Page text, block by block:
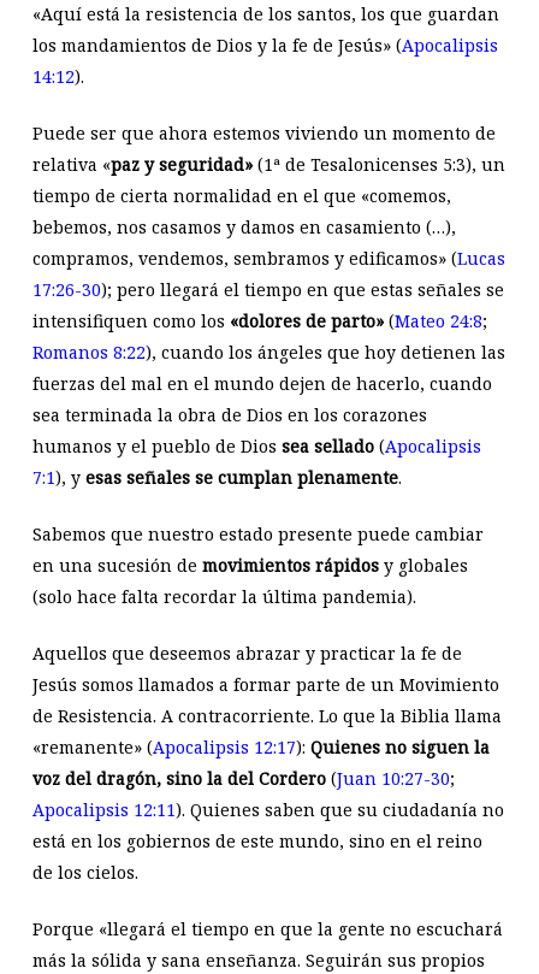
«Aquí está la resistencia de los santos, los que guardan
los mandamientos de Dios y la fe de Jesús» (Apocalipsis
14:12).
Puede ser que ahora estemos viviendo un momento de
relativa «paz y seguridad»(1ª de Tesalonicenses 5:3), un
tiempo de cierta normalidad en el que «comemos,
bebemos, nos casamos y damos en casamiento (…),
compramos, vendemos, sembramos y edificamos» (Lucas
17:26-30); pero llegará el tiempo en que estas señales se
intensifiquen como los «dolores de parto»(Mateo 24:8;
Romanos 8:22), cuando los ángeles que hoy detienen las
fuerzas del mal en el mundo dejen de hacerlo, cuando
sea terminada la obra de Dios en los corazones
humanos y el pueblo de Dios sea sellado (Apocalipsis
7:1), y esas señales se cumplan plenamente.
Sabemos que nuestro estado presente puede cambiar
en una sucesión de movimientos rápidosy globales
(solo hace falta recordar la última pandemia).
Aquellos que deseemos abrazar y practicar la fe de
Jesús somos llamados a formar parte de un Movimiento
de Resistencia. A contracorriente. Lo que la Biblia llama
«remanente» (Apocalipsis 12:17): Quienes no siguen la
voz del dragón, sino la del Cordero(Juan 10:27-30;
Apocalipsis 12:11). Quienes saben que su ciudadanía no
está en los gobiernos de este mundo, sino en el reino
de los cielos.
Porque «llegará el tiempo en que la gente no escuchará
más la sólida y sana enseñanza. Seguirán sus propios